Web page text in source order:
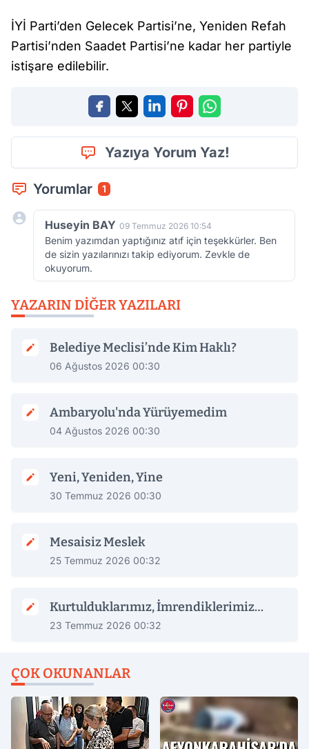
İYİ Parti’den Gelecek Partisi’ne, Yeniden Refah
Partisi’nden Saadet Partisi’ne kadar her partiyle
istişare edilebilir.
Yazıya Yorum Yaz!
Yorumlar 1
Huseyin BAY 09 Temmuz 2026 10:54
Benim yazımdan yaptığınız atıf için teşekkürler. Ben
de sizin yazılarınızı takip ediyorum. Zevkle de
okuyorum.
YAZARIN DIĞER YAZILARI
Belediye Meclisi’nde Kim Haklı?
06 Ağustos 2026 00:30
Ambaryolu'nda Yürüyemedim
04 Ağustos 2026 00:30
Yeni, Yeniden, Yine
30 Temmuz 2026 00:30
Mesaisiz Meslek
25 Temmuz 2026 00:32
Kurtulduklarımız, İmrendiklerimiz…
23 Temmuz 2026 00:32
ÇOK OKUNANLAR